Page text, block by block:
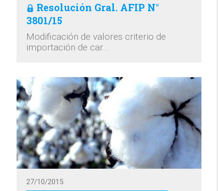
Resolución Gral. AFIP N°
3801/15
Modificación de valores criterio de
importación de car…
27/10/2015